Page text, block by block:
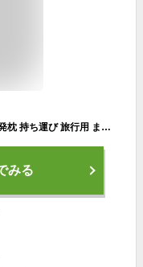
枕 まくら 低反発 マクラ 横向寝枕 横寝 低反発枕 持ち運び 旅行用 まくら コンパクト 小さい 小さめ 横向き寝 枕カバー付き 安眠枕 快眠枕 健康まくら 頚椎 まくら 健康枕 睡眠 快眠 安眠 枕 疲労回復 まくら 快眠グッズ カバー洗える 母の日 かわいい
みる